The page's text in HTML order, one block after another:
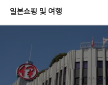
일본쇼핑 및 여행